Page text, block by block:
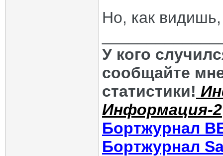
Но, как
У кого
сообщайте
статистики!
Информация-2
Бортжурнал
Бортжурнал